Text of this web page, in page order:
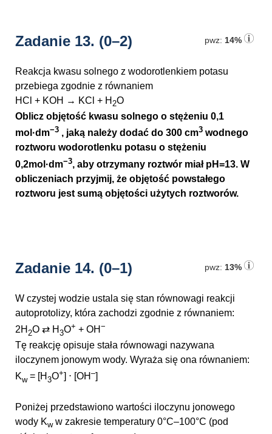
pwz: 14%
Zadanie 13. (0–2)
Reakcja kwasu solnego z wodorotlenkiem potasu
przebiega zgodnie z równaniem
HCl + KOH → KCl + H 2O
Oblicz objętość kwasu solnego o stężeniu 0,1
mol·dm−3 , jaką należy dodać do 300 cm3 wodnego
roztworu wodorotlenku potasu o stężeniu
0,2mol·dm−3, aby otrzymany roztwór miał pH=13. W
obliczeniach przyjmij, że objętość powstałego
roztworu jest sumą objętości użytych roztworów.
pwz: 13%
Zadanie 14. (0–1)
W czystej wodzie ustala się stan równowagi reakcji
autoprotolizy, która zachodzi zgodnie z równaniem:
2H 2O ⇄ H 3O+ + OH −
Tę reakcję opisuje stała równowagi nazywana
iloczynem jonowym wody. Wyraża się ona równaniem:
Kw= [H 3O+ ] ⋅ [OH –]
Poniżej przedstawiono wartości iloczynu jonowego
wody Kww zakresie temperatury 0°C–100°C (pod